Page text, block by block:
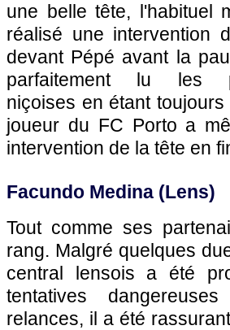
une belle tête, l'habituel
réalisé une intervention
devant Pépé avant la
parfaitement lu les
niçoises en étant
joueur du FC Porto a
intervention de la tête en
Facundo Medina (Lens)
Tout comme ses
rang. Malgré quelques
central lensois a été
tentatives
relances, il a été